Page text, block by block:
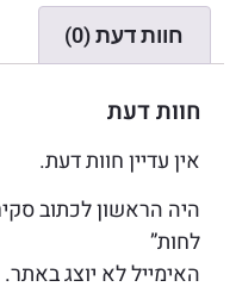
חוות דעת (0)
חוות דעת
אין עדיין חוות דעת.
היה הראשון לכתוב
לחות”
האימייל לא יוצג באתר.